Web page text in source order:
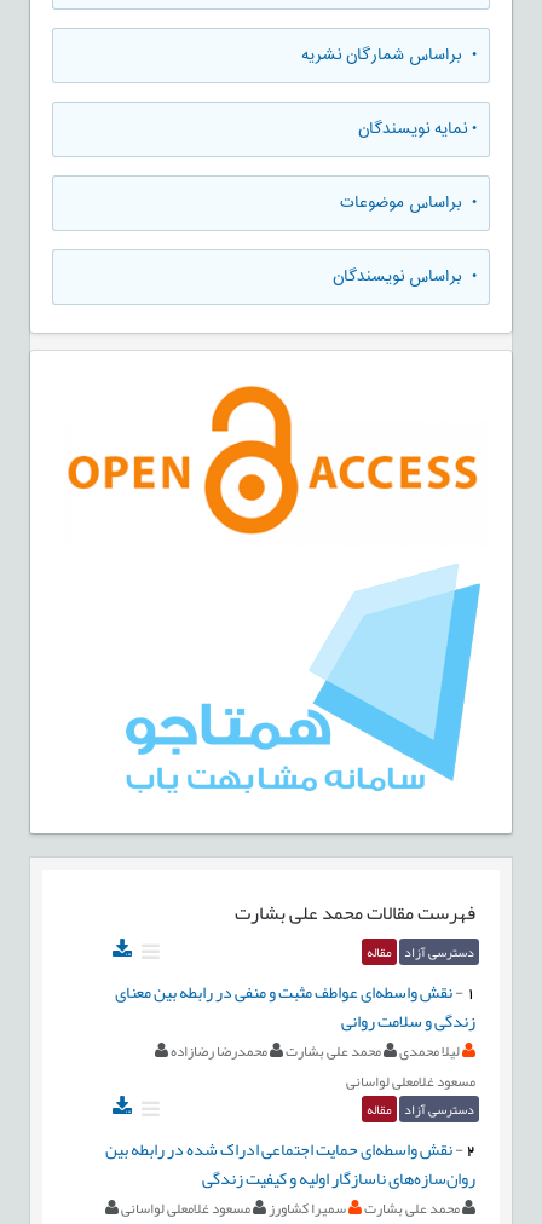
• براساس شمارگان نشریه
•نمایه نویسندگان
• براساس موضوعات
• براساس نویسندگان
فهرست مقالاتمحمد علی بشارت
دسترسی آزاد مقاله
-نقش واسطه‌ای عواطف مثبت و منفی در رابطه بین معنای
زندگی و سلامت روانی
لیلا محمدی محمد علی بشارت
محمدرضا رضازاده
مسعود غلامعلی لواسانی
دسترسی آزاد مقاله
2
-نقش واسطه‌ای حمایت اجتماعی ادراک شده در رابطه بین
روان‌سازه‌های ناسازگار اولیه و کیفیت زندگی
محمد علی بشارت سمیرا کشاورز مسعود غلامعلی لواسانی